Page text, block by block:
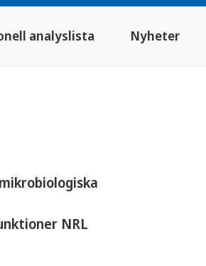
analyslista Nyheter
NRL